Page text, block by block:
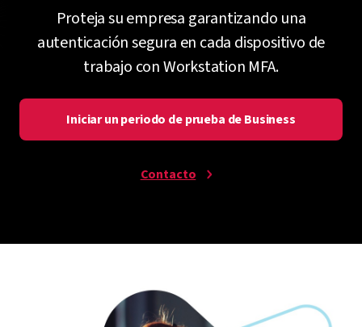
Proteja su empresa garantizando una
autenticación segura en cada dispositivo de
trabajo con Workstation MFA.
Iniciar un periodo de prueba de Business
Contacto